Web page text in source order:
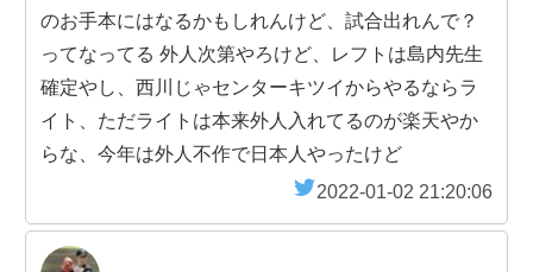
のお手本にはなるかもしれんけど、試合出れんで？
ってなってる 外人次第やろけど、レフトは島内先生
確定やし、西川じゃセンターキツイからやるならラ
イト、ただライトは本来外人入れてるのが楽天やか
らな、今年は外人不作で日本人やったけど
2022-01-02 21:20:06